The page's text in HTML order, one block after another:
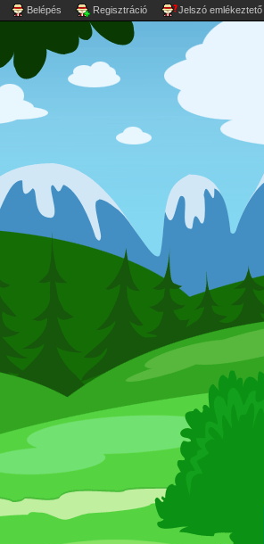
Belépés Regisztráció Jelszó emlékeztető